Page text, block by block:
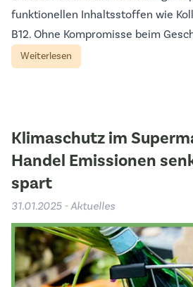
funktionellen Inhaltsstoffen wie
B12. Ohne Kompromisse beim
Weiterlesen
Klimaschutz im
Handel Emissionen
spart
31.01.2025 - Aktuelles